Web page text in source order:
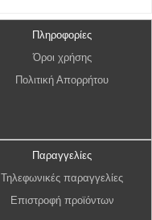
Πληροφορίες
Όροι χρήσης
Πολιτική Απορρήτου
Παραγγελίες
Τηλεφωνικές παραγγελίες
Επιστροφή προϊόντων